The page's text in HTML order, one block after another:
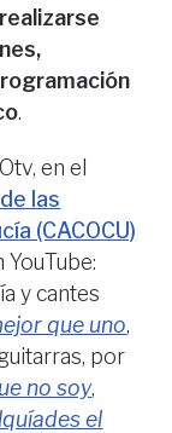
.
en el
las
(CACOCU)
YouTube:
y cantes
que uno,
por
no soy,
el